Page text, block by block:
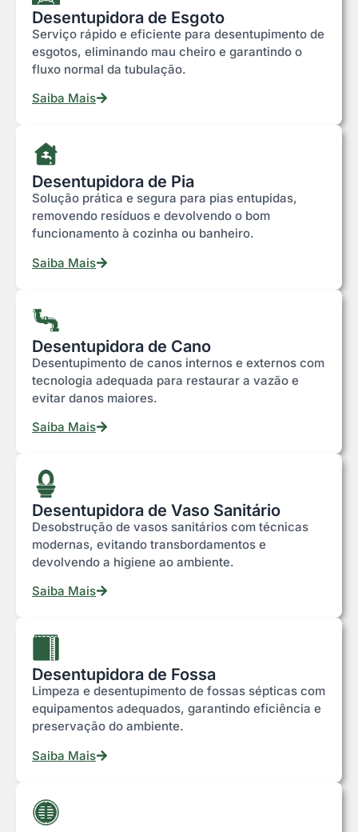
Desentupidora de Esgoto
Serviço rápido e eficiente para desentupimento de
esgotos, eliminando mau cheiro e garantindo o
fluxo normal da tubulação.
Saiba Mais
Desentupidora de Pia
Solução prática e segura para pias entupidas,
removendo resíduos e devolvendo o bom
funcionamento à cozinha ou banheiro.
Saiba Mais
Desentupidora de Cano
Desentupimento de canos internos e externos com
tecnologia adequada para restaurar a vazão e
evitar danos maiores.
Saiba Mais
Desentupidora de Vaso Sanitário
Desobstrução de vasos sanitários com técnicas
modernas, evitando transbordamentos e
devolvendo a higiene ao ambiente.
Saiba Mais
Desentupidora de Fossa
Limpeza e desentupimento de fossas sépticas com
equipamentos adequados, garantindo eficiência e
preservação do ambiente.
Saiba Mais